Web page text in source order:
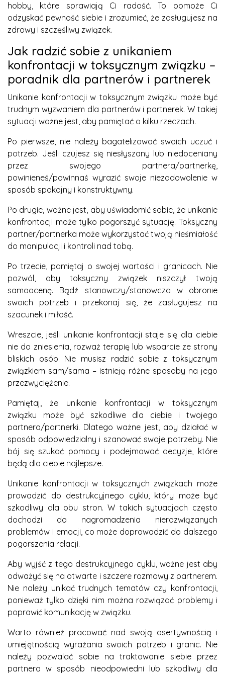
hobby, które sprawiają Ci radość. To pomoże Ci
odzyskać pewność siebie i zrozumieć, że zasługujesz na
zdrowy i szczęśliwy związek.
Jak radzić sobie z unikaniem
konfrontacji w toksycznym związku –
poradnik dla partnerów i partnerek
Unikanie konfrontacji w toksycznym związku może być
trudnym wyzwaniem dla partnerów i partnerek. W takiej
sytuacji ważne jest, aby pamiętać o kilku rzeczach.
Po pierwsze, nie należy bagatelizować swoich uczuć i
potrzeb. Jeśli czujesz się niesłyszany lub niedoceniany
przez swojego partnera/partnerkę,
powinieneś/powinnaś wyrazić swoje niezadowolenie w
sposób spokojny i konstruktywny.
Po drugie, ważne jest, aby uświadomić sobie, że unikanie
konfrontacji może tylko pogorszyć sytuację. Toksyczny
partner/partnerka może wykorzystać twoją nieśmiałość
do manipulacji i kontroli nad tobą.
Po trzecie, pamiętaj o swojej wartości i granicach. Nie
pozwól, aby toksyczny związek niszczył twoją
samoocenę. Bądź stanowczy/stanowcza w obronie
swoich potrzeb i przekonaj się, że zasługujesz na
szacunek i miłość.
Wreszcie, jeśli unikanie konfrontacji staje się dla ciebie
nie do zniesienia, rozważ terapię lub wsparcie ze strony
bliskich osób. Nie musisz radzić sobie z toksycznym
związkiem sam/sama – istnieją różne sposoby na jego
przezwyciężenie.
Pamiętaj, że unikanie konfrontacji w toksycznym
związku może być szkodliwe dla ciebie i twojego
partnera/partnerki. Dlatego ważne jest, aby działać w
sposób odpowiedzialny i szanować swoje potrzeby. Nie
bój się szukać pomocy i podejmować decyzje, które
będą dla ciebie najlepsze.
Unikanie konfrontacji w toksycznych związkach może
prowadzić do destrukcyjnego cyklu, który może być
szkodliwy dla obu stron. W takich sytuacjach często
dochodzi do nagromadzenia nierozwiązanych
problemów i emocji, co może doprowadzić do dalszego
pogorszenia relacji.
Aby wyjść z tego destrukcyjnego cyklu, ważne jest aby
odważyć się na otwarte i szczere rozmowy z partnerem.
Nie należy unikać trudnych tematów czy konfrontacji,
ponieważ tylko dzięki nim można rozwiązać problemy i
poprawić komunikację w związku.
Warto również pracować nad swoją asertywnością i
umiejętnością wyrażania swoich potrzeb i granic. Nie
należy pozwalać sobie na traktowanie siebie przez
partnera w sposób nieodpowiedni lub szkodliwy dla